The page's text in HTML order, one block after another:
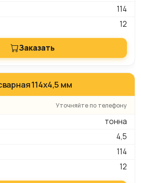
114
12
Заказать
114x4,5 мм
Уточняйте по телефону
тонна
4,5
114
12